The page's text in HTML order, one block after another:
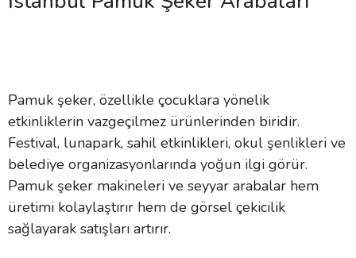
Pamuk şeker, özellikle çocuklara yönelik
etkinliklerin vazgeçilmez ürünlerinden biridir.
Festival, lunapark, sahil etkinlikleri, okul şenlikleri ve
belediye organizasyonlarında yoğun ilgi görür.
Pamuk şeker makineleri ve seyyar arabalar hem
üretimi kolaylaştırır hem de görsel çekicilik
sağlayarak satışları artırır.